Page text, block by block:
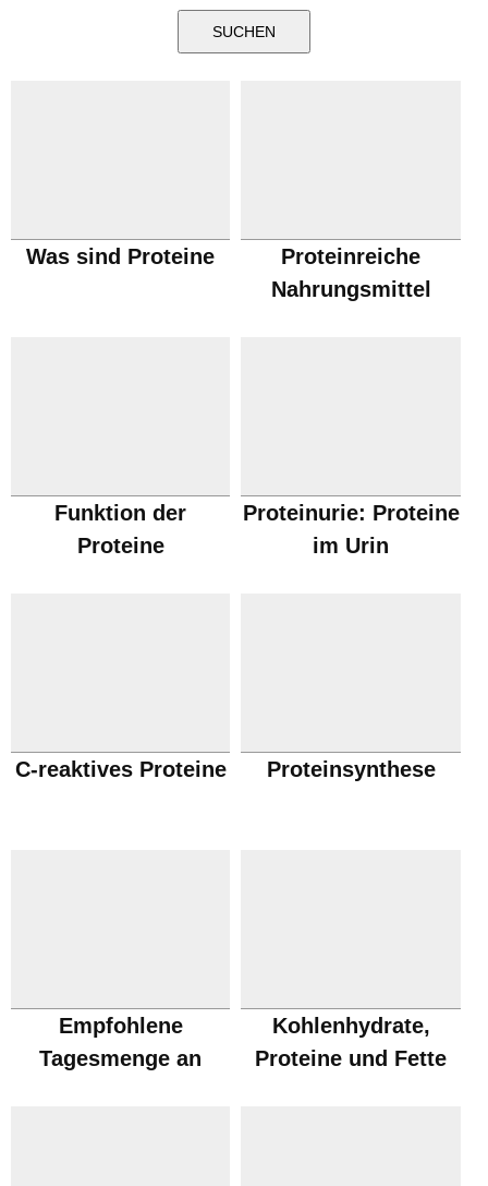
Was sind Proteine
Proteinreiche
Nahrungsmittel
Funktion der
Proteine
Proteinurie: Proteine
im Urin
C-reaktives Proteine Proteinsynthese
Empfohlene
Tagesmenge an
Kohlenhydrate,
Proteine und Fette